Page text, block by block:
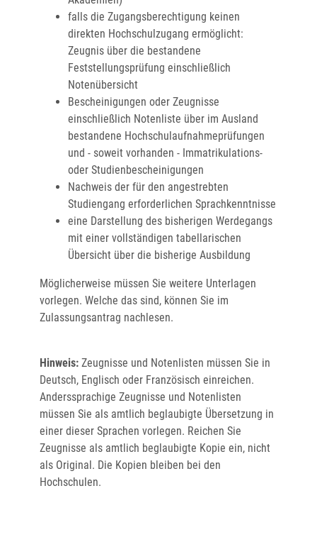
falls die Zugangsberechtigung keinen
direkten Hochschulzugang ermöglicht:
Zeugnis über die bestandene
Feststellungsprüfung einschließlich
Notenübersicht
Bescheinigungen oder Zeugnisse
einschließlich Notenliste über im Ausland
bestandene Hochschulaufnahmeprüfungen
und - soweit vorhanden - Immatrikulations-
oder Studienbescheinigungen
Nachweis der für den angestrebten
Studiengang erforderlichen Sprachkenntnisse
eine Darstellung des bisherigen Werdegangs
mit einer vollständigen tabellarischen
Übersicht über die bisherige Ausbildung
Möglicherweise müssen Sie weitere Unterlagen
vorlegen. Welche das sind, können Sie im
Zulassungsantrag nachlesen.
Hinweis: Zeugnisse und Notenlisten müssen Sie in
Deutsch, Englisch oder Französisch einreichen.
Anderssprachige Zeugnisse und Notenlisten
müssen Sie als amtlich beglaubigte Übersetzung in
einer dieser Sprachen vorlegen. Reichen Sie
Zeugnisse als amtlich beglaubigte Kopie ein, nicht
als Original. Die Kopien bleiben bei den
Hochschulen.